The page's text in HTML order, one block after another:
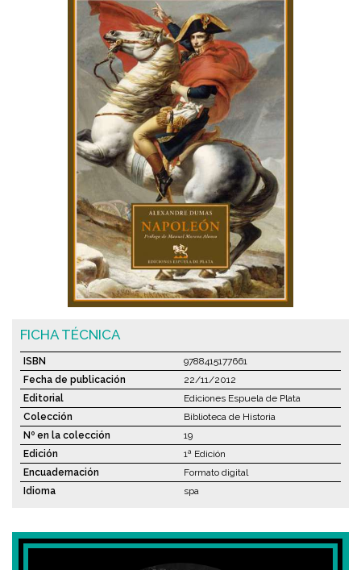
FICHA TÉCNICA
ISBN
9788415177661
Fecha de publicación
22/11/2012
Editorial
Ediciones Espuela de Plata
Colección
Biblioteca de Historia
Nº en la colección
19
Edición
1ª Edición
Encuadernación
Formato digital
Idioma
spa